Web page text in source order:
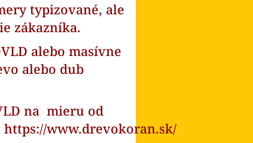
typizované, ale
zákazníka.
alebo masívne
alebo dub
na mieru od
https://www.drevokoran.sk/